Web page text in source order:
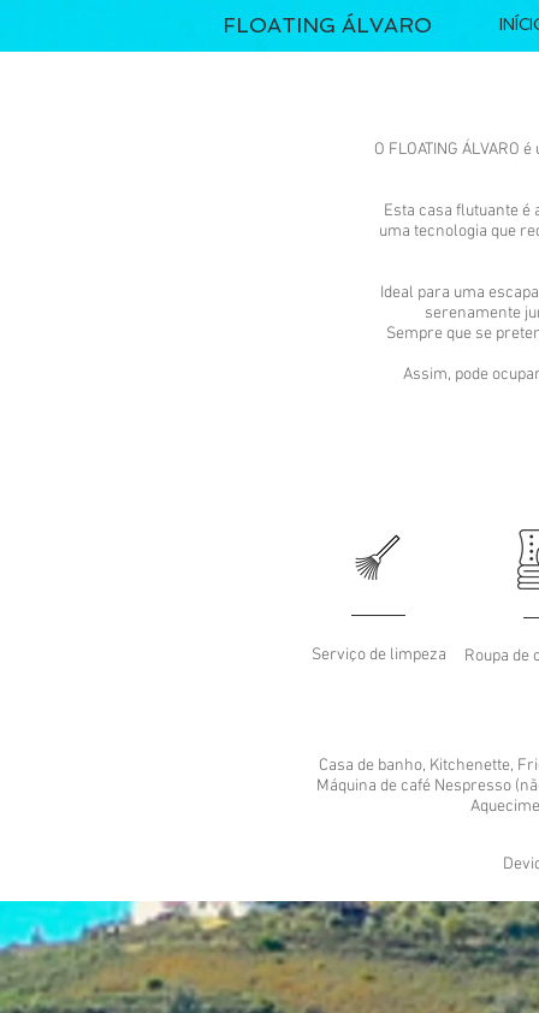
FLOATING ÁLVARO
O FLOATING
Esta casa flutuante
uma tecnologia que
Ideal para uma
serenamente
Sempre que se
Assim, pode
Serviço de limpeza Roupa de
Casa de banho, Kitchenette,
Máquina de café Nespresso